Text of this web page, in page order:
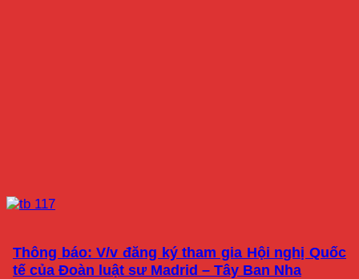
Thông báo: V/v đăng ký tham gia Hội nghị Quốc
tế của Đoàn luật sư Madrid – Tây Ban Nha